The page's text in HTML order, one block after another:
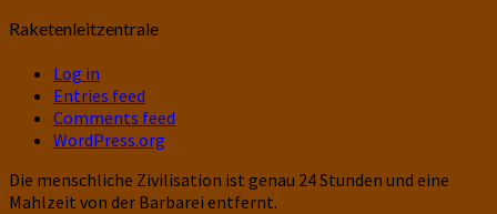
Raketenleitzentrale
Log in
Entries feed
Comments feed
WordPress.org
Die menschliche Zivilisation ist genau 24 Stunden und eine
Mahlzeit von der Barbarei entfernt.